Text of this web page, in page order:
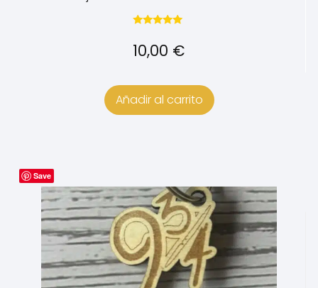
5.00
10,00 €
Añadir al carrito
Save